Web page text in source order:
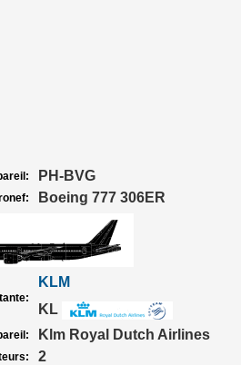
PH-BVG
Boeing 777 306ER
KLM
KL
Klm Royal Dutch Airlines
2